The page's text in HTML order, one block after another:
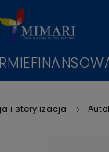
i sterylizacja